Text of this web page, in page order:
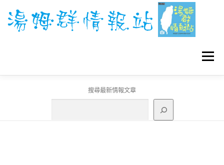
選單
寶可夢工具
搜尋最新情報文章